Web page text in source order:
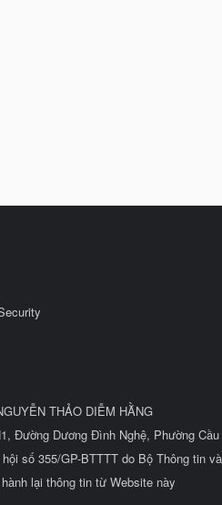
THẢO DIỄM HẰNG
Đường Dương Đình Nghệ, Phường
số 355/GP-BTTTT do Bộ Thông tin
lại thông tin từ Website này